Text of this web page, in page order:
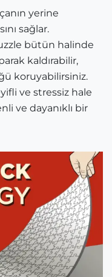
yerine
sağlar.
bütün halinde
kaldırabilir,
koruyabilirsiniz.
ve stressiz hale
ve dayanıklı bir